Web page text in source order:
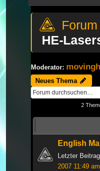
HE-
Moderator:
Neues Thema
2
English
Letzter
2007 11:49 am